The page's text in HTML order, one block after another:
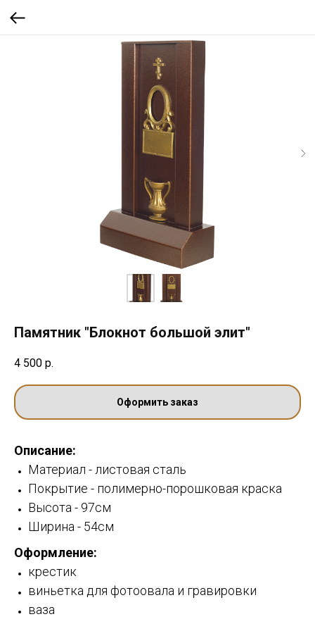
Памятник "Блокнот большой элит"
4 500 р.
Оформить заказ
Описание:
Материал - листовая сталь
Покрытие - полимерно-порошковая краска
Высота - 97см
Ширина - 54см
Оформление:
крестик
виньетка для фотоовала и гравировки
ваза